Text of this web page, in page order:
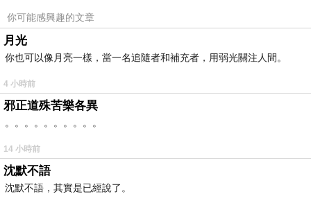
實早就講完了）
妳到底多說了什麼，我一點都沒有印象，昨晚一
我說，我知道妳很困擾，也很煩悶，但是這我們
昨天討論過了。
妳說，但妳沒有回答我。
我說，我說了，只是妳聽進去了多少而已。
於是我們反覆著相似的對白，又過了半個小時，
我的情緒有點怒氣，可能是沒睡飽，也可能是十
你可能感興趣的文章
月光
你也可以像月亮一樣，當一名追隨者和補充者，用弱光關注人間。
4 小時前
邪正道殊苦樂各異
。。。。。。。。。。
14 小時前
沈默不語
沈默不語，其實是已經說了。